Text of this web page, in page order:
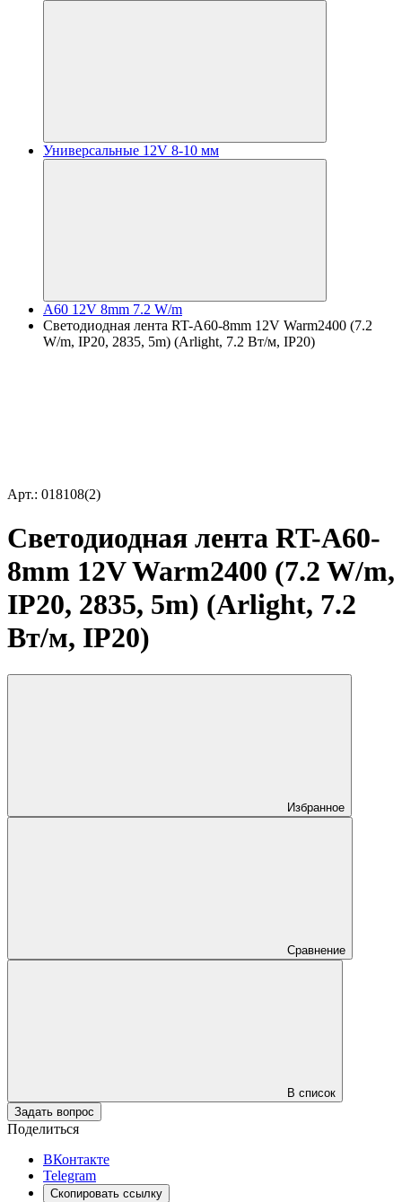
Универсальные 12V 8-10 мм
A60 12V 8mm 7.2 W/m
Светодиодная лента RT-A60-8mm 12V Warm2400 (7.2
W/m, IP20, 2835, 5m) (Arlight, 7.2 Вт/м, IP20)
Арт.: 018108(2)
Светодиодная лента RT-A60-
8mm 12V Warm2400 (7.2 W/m,
IP20, 2835, 5m) (Arlight, 7.2
Вт/м, IP20)
Избранное
Сравнение
В список
Задать вопрос
Поделиться
ВКонтакте
Telegram
Скопировать ссылку